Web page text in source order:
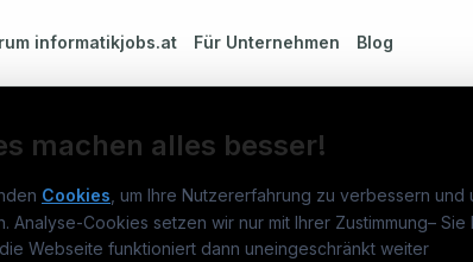
informatikjobs.at Für Unternehmen Blog
Wien - MP2 IT
machen alles besser!
Cookies , um Ihre Nutzererfahrung zu verbessern
Analyse-Cookies setzen wir nur mit Ihrer Zustimmung– Sie
Webseite funktioniert dann uneingeschränkt weiter
Jobs